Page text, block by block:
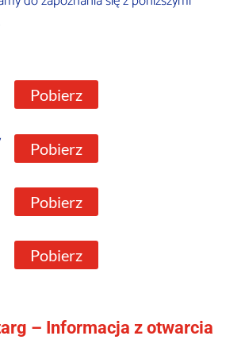
Pobierz
Pobierz
Pobierz
Pobierz
– Informacja z otwarcia